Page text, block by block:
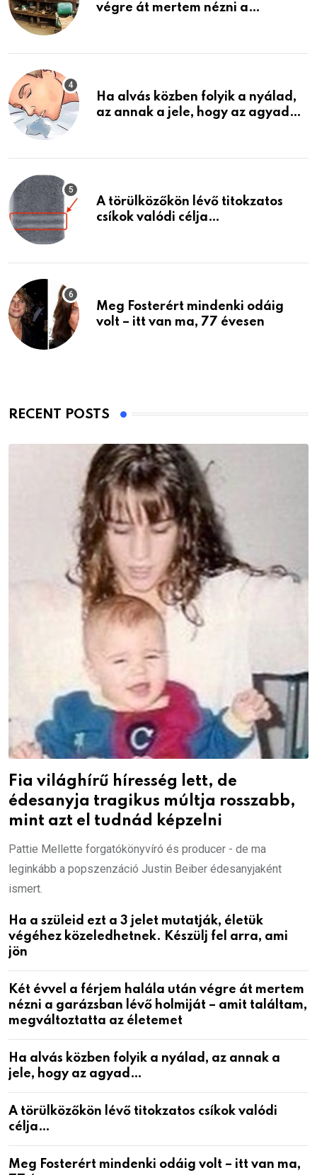
végre át mertem nézni a
életemet
Ha alvás közben folyik a nyálad,
az annak a jele, hogy az agyad…
A törülközőkön lévő titokzatos
csíkok valódi célja…
Meg Fosterért mindenki odáig
volt – itt van ma, 77 évesen
RECENT POSTS
Fia világhírű híresség lett, de
édesanyja tragikus múltja rosszabb,
mint azt el tudnád képzelni
Pattie Mellette forgatókönyvíró és producer - de ma
leginkább a popszenzáció Justin Beiber édesanyjaként
ismert.
Ha a szüleid ezt a 3 jelet mutatják, életük
végéhez közeledhetnek. Készülj fel arra, ami
jön
Két évvel a férjem halála után végre át mertem
nézni a garázsban lévő holmiját – amit találtam,
megváltoztatta az életemet
Ha alvás közben folyik a nyálad, az annak a
jele, hogy az agyad…
A törülközőkön lévő titokzatos csíkok valódi
célja…
Meg Fosterért mindenki odáig volt – itt van ma,